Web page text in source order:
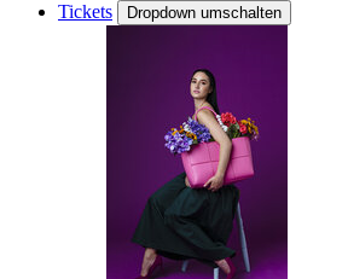
Tickets
Dropdown umschalten